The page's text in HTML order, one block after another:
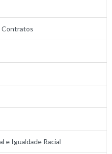
Contratos
e Igualdade Racial